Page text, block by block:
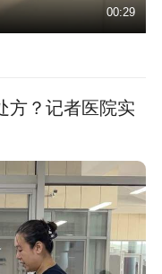
00:29
方？记者医院实